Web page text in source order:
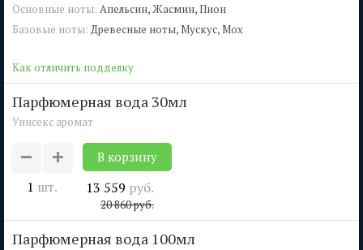
Как отличить подделку
Основные ноты: Апельсин, Жасмин, Пион
Базовые ноты: Древесные ноты, Мускус, Мох
парфюмерная вода 30мл
Унисекс аромат
1 шт. 13 559 руб.
20 860руб.
парфюмерная вода 100мл